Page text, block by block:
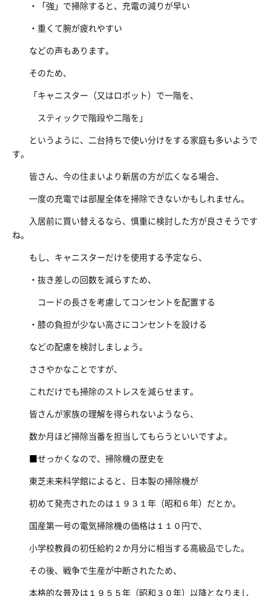
・「強」で掃除すると、充電の減りが早い
・重くて腕が疲れやすい
などの声もあります。
そのため、
「キャニスター（又はロボット）で一階を、
スティックで階段や二階を」
というように、二台持ちで使い分けをする家庭も多いようで
す。
皆さん、今の住まいより新居の方が広くなる場合、
一度の充電では部屋全体を掃除できないかもしれません。
入居前に買い替えるなら、慎重に検討した方が良さそうです
ね。
もし、キャニスターだけを使用する予定なら、
・抜き差しの回数を減らすため、
コードの長さを考慮してコンセントを配置する
・膝の負担が少ない高さにコンセントを設ける
などの配慮を検討しましょう。
ささやかなことですが、
これだけでも掃除のストレスを減らせます。
皆さんが家族の理解を得られないようなら、
数か月ほど掃除当番を担当してもらうといいですよ。
■せっかくなので、掃除機の歴史を
東芝未来科学館によると、日本製の掃除機が
初めて発売されたのは１９３１年（昭和６年）だとか。
国産第一号の電気掃除機の価格は１１０円で、
小学校教員の初任給約２か月分に相当する高級品でした。
その後、戦争で生産が中断されたため、
本格的な普及は１９５５年（昭和３０年）以降となりまし